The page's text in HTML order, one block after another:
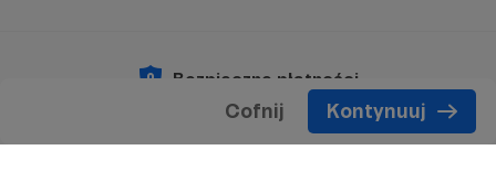
Cofnij Kontynuuj
Bezpieczne płatności